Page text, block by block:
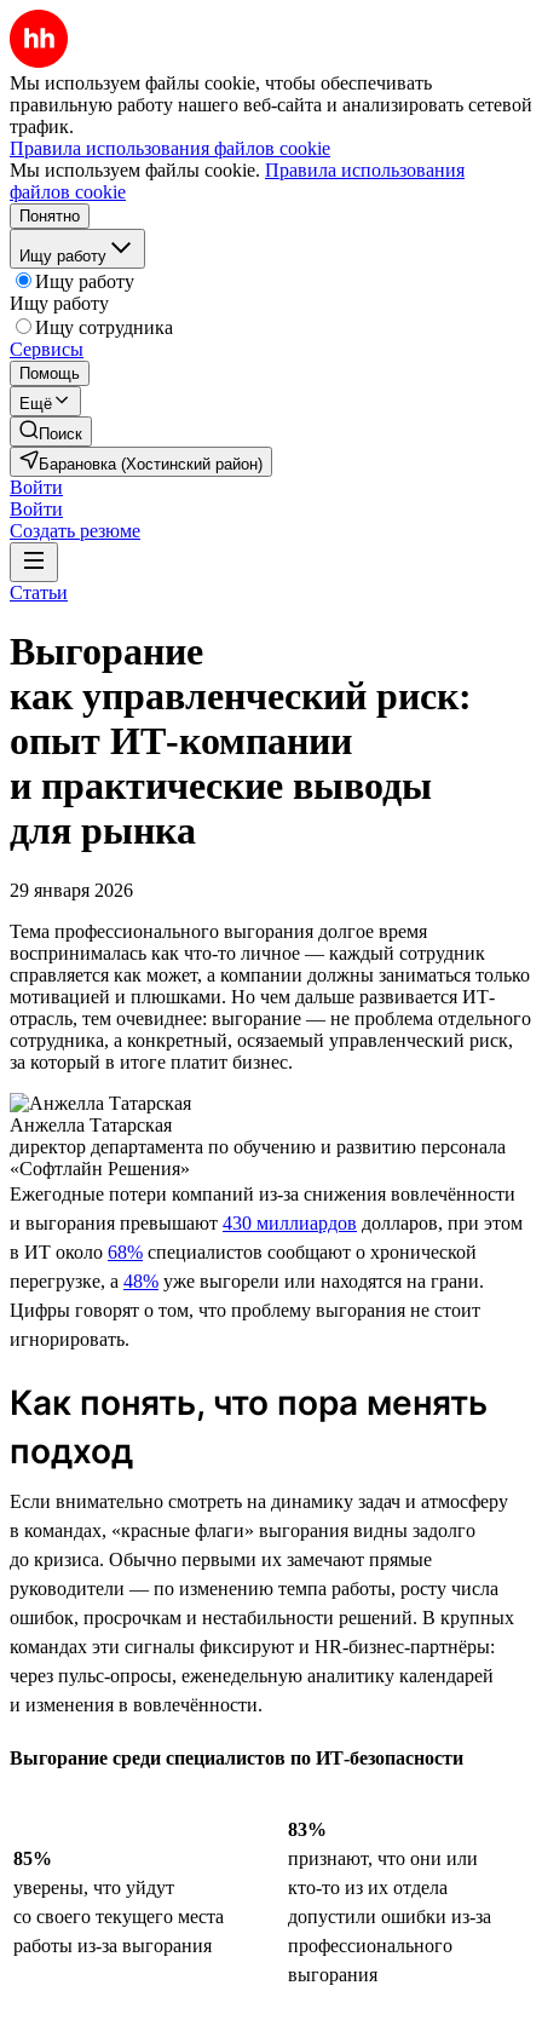
Мы используем файлы cookie, чтобы обеспечивать
правильную работу нашего веб-сайта и анализировать сетевой
трафик.
Правила использования файлов cookie
Мы используем файлы cookie. Правила использования
файлов cookie
Понятно
Ищу работу
Ищу работу
Ищу работу
Ищу сотрудника
Сервисы
Помощь
Ещё
Поиск
Барановка (Хостинский район)
Войти
Войти
Создать резюме
Статьи
Выгорание
как управленческий риск:
опыт ИТ-компании
и практические выводы
для рынка
29 января 2026
Тема профессионального выгорания долгое время
воспринималась как что-то личное — каждый сотрудник
справляется как может, а компании должны заниматься только
мотивацией и плюшками. Но чем дальше развивается ИТ-
отрасль, тем очевиднее: выгорание — не проблема отдельного
сотрудника, а конкретный, осязаемый управленческий риск,
за который в итоге платит бизнес.
Анжелла Татарская
директор департамента по обучению и развитию персонала
«Софтлайн Решения»
Ежегодные потери компаний из-за снижения вовлечённости
и выгорания превышают 430 миллиардов долларов, при этом
в ИТ около 68% специалистов сообщают о хронической
перегрузке, а 48% уже выгорели или находятся на грани.
Цифры говорят о том, что проблему выгорания не стоит
игнорировать.
Как понять, что пора менять
подход
Если внимательно смотреть на динамику задач и атмосферу
в командах, «красные флаги» выгорания видны задолго
до кризиса. Обычно первыми их замечают прямые
руководители — по изменению темпа работы, росту числа
ошибок, просрочкам и нестабильности решений. В крупных
командах эти сигналы фиксируют и HR-бизнес-партнёры:
через пульс-опросы, еженедельную аналитику календарей
и изменения в вовлечённости.
Выгорание среди специалистов по ИТ-безопасности
85%
уверены, что уйдут
со своего текущего места
работы из-за выгорания
83%
признают, что они или
кто-то из их отдела
допустили ошибки из-за
профессионального
выгорания